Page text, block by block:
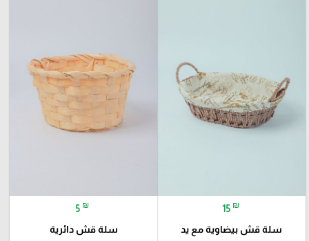
15 ₪
سلة قش بيضاوية مع يد
5 ₪
سلة قش دائرية